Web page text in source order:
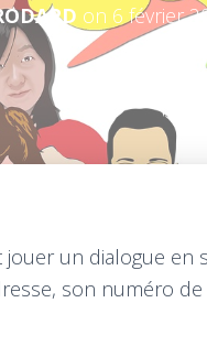
on 6 février
un dialogue en
son numéro